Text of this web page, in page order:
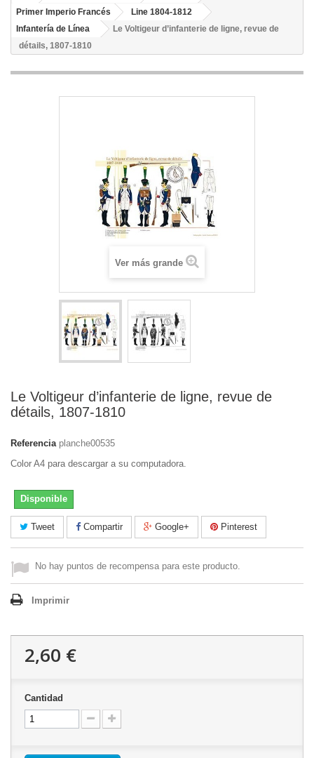
Primer Imperio Francés
Line 1804-1812
Infantería de Línea
Le Voltigeur d’infanterie de ligne, revue de
détails, 1807-1810
Ver más grande
Le Voltigeur d’infanterie de ligne, revue de
détails, 1807-1810
Referencia planche00535
Color A4 para descargar a su computadora.
Disponible
Tweet Compartir Google+ Pinterest
No hay puntos de recompensa para este producto.
Imprimir
2,60 €
Cantidad